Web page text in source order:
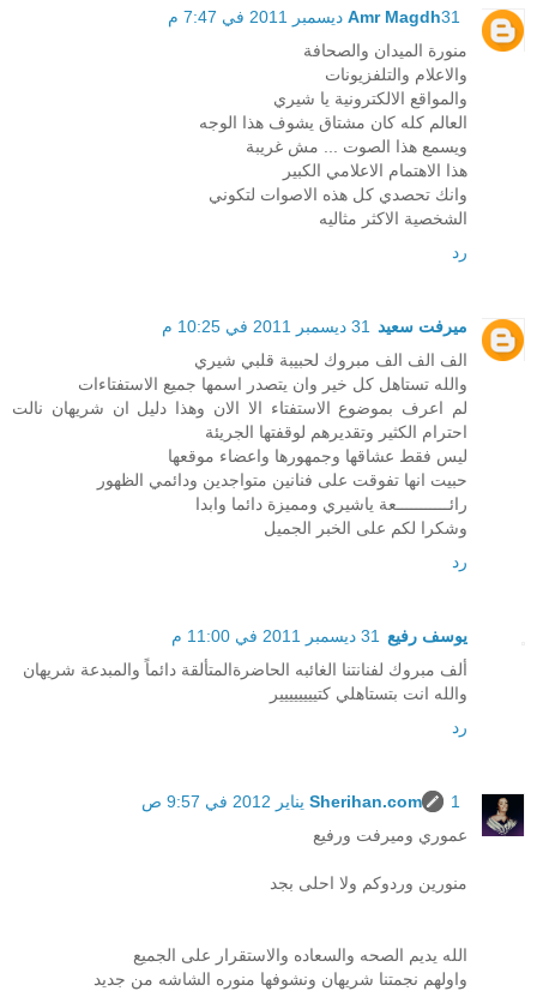
Amr Magdh31 ديسمبر 2011 في 7:47 م
منورة الميدان والصحافة
والاعلام والتلفزيونات
والمواقع الالكترونية يا شيري
العالم كله كان مشتاق يشوف هذا الوجه
ويسمع هذا الصوت ... مش غريبة
هذا الاهتمام الاعلامي الكبير
وانك تحصدي كل هذه الاصوات لتكوني
الشخصية الاكثر مثاليه
رد
ميرفت سعيد 31 ديسمبر 2011 في 10:25 م
الف الف الف مبروك لحبيبة قلبي شيري
والله تستاهل كل خير وان يتصدر اسمها جميع الاستفتاءات
لم اعرف بموضوع الاستفتاء الا الان وهذا دليل ان شريهان نالت
احترام الكثير وتقديرهم لوقفتها الجريئة
ليس فقط عشاقها وجمهورها واعضاء موقعها
حبيت انها تفوقت على فنانين متواجدين ودائمي الظهور
رائـــــــــــعة ياشيري ومميزة دائما وابدا
وشكرا لكم على الخبر الجميل
رد
يوسف رفيع 31 ديسمبر 2011 في 11:00 م
ألف مبروك لفنانتنا الغائبه الحاضرةالمتألقة دائماً والمبدعة شريهان
والله انت بتستاهلي كتيييييييير
رد
Sherihan.com
1 يناير 2012 في 9:57 ص
عموري وميرفت ورفيع
منورين وردوكم ولا احلى بجد
الله يديم الصحه والسعاده والاستقرار على الجميع
واولهم نجمتنا شريهان ونشوفها منوره الشاشه من جديد